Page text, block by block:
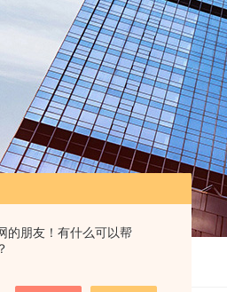
的朋友！有什么可以帮